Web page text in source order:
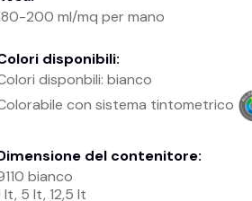
200 ml/mq per mano
disponibili:
disponbili: bianco
con sistema tintometrico
del contenitore:
bianco
lt, 5 lt, 12,5 lt